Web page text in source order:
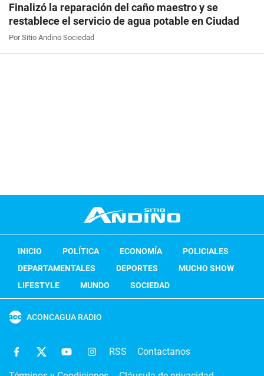
Finalizó la reparación del caño maestro y se
restablece el servicio de agua potable en Ciudad
Por Sitio Andino Sociedad
INICIO POLÍTICA ECONOMÍA
POLICIALES
DEPARTAMENTALES
DEPORTES
MUCHO SHOW
LIFESTYLE
MUNDO SOCIEDAD
ACONCAGUA RADIO
RSS Contactanos